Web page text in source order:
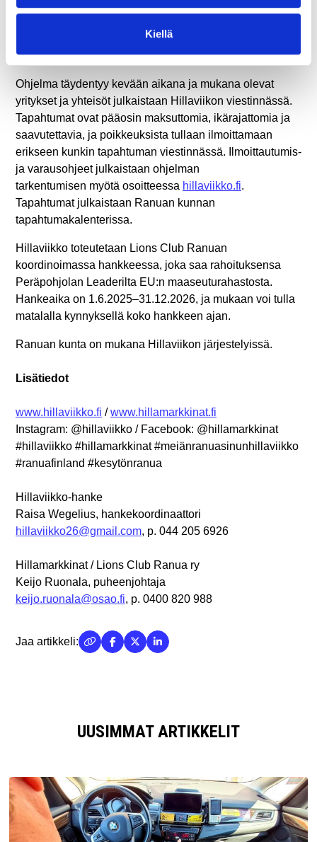
Kiellä
festari sekä lasten ja perheiden teemapäivä sunnuntaina
markkinoiden ajan rauhallisena levähdys- ja
kohtaamispaikkana.
Ohjelma täydentyy kevään aikana ja mukana olevat
yritykset ja yhteisöt julkaistaan Hillaviikon viestinnässä.
Tapahtumat ovat pääosin maksuttomia, ikärajattomia ja
saavutettavia, ja poikkeuksista tullaan ilmoittamaan
erikseen kunkin tapahtuman viestinnässä. Ilmoittautumis-
ja varausohjeet julkaistaan ohjelman
tarkentumisen myötä osoitteessa hillaviikko.fi.
Tapahtumat julkaistaan Ranuan kunnan
tapahtumakalenterissa.
Hillaviikko toteutetaan Lions Club Ranuan
koordinoimassa hankkeessa, joka saa rahoituksensa
Peräpohjolan Leaderilta EU:n maaseuturahastosta.
Hankeaika on 1.6.2025–31.12.2026, ja mukaan voi tulla
matalalla kynnyksellä koko hankkeen ajan.
Ranuan kunta on mukana Hillaviikon järjestelyissä.
Lisätiedot
www.hillaviikko.fi /www.hillamarkkinat.fi
Instagram: @hillaviikko / Facebook: @hillamarkkinat
#hillaviikko #hillamarkkinat #meiänranuasinunhillaviikko
#ranuafinland #kesytönranua
Hillaviikko-hanke
Raisa Wegelius, hankekoordinaattori
hillaviikko26@gmail.com, p. 044 205 6926
Hillamarkkinat / Lions Club Ranua ry
Keijo Ruonala, puheenjohtaja
keijo.ruonala@osao.fi, p. 0400 820 988
Jaa artikkeli:
UUSIMMAT ARTIKKELIT